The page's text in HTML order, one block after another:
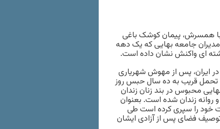
با همسرش، پیمان کوشک باغی
مدیران جامعه بهایی که یک دهه
ای واکنش نشان داده است.
ایران، پس از مهوش شهریاری
تحمل قریب به ده سال حبس روز
بهایی محبوس در بند زنان زندان
زندان شده است. بعنوان
خود را سپری کرده است طی
فضای پس از آزادی ایشان